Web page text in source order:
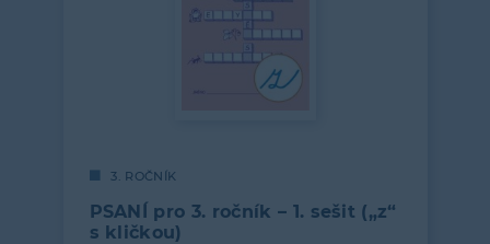
3. ROČNÍK
PSANÍ pro 3. ročník – 1. sešit („z“
s kličkou)